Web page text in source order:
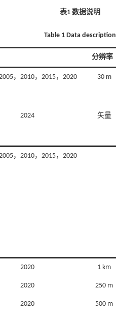
表1 数据说明
Table 1 Data description
分辨率
，2010，2015，2020 30 m
2024 矢量
，2010，2015，2020
2020 1 km
2020 250 m
2020 500 m